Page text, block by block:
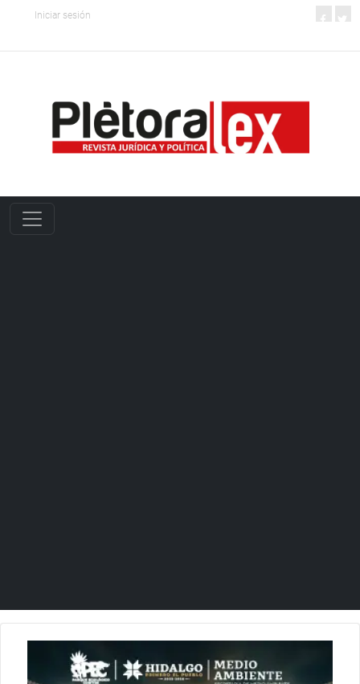
Iniciar sesión